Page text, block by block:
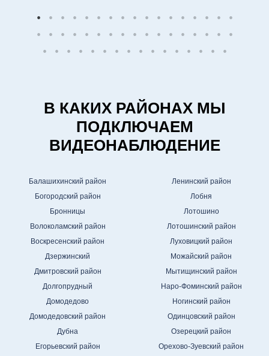
В КАКИХ РАЙОНАХ МЫ
ПОДКЛЮЧАЕМ
ВИДЕОНАБЛЮДЕНИЕ
Балашихинский район
Богородский район
Бронницы
Волоколамский район
Воскресенский район
Дзержинский
Дмитровский район
Долгопрудный
Домодедово
Домодедовский район
Дубна
Егорьевский район
Ленинский район
Лобня
Лотошино
Лотошинский район
Луховицкий район
Можайский район
Мытищинский район
Наро-Фоминский район
Ногинский район
Одинцовский район
Озерецкий район
Орехово-Зуевский район